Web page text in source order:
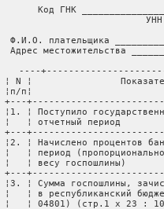
Код ГНК
Ф.И.О. плательщика
Адрес местожительства
----
¦ N ¦
¦п/п¦
+---
¦1. ¦ Поступило
¦   ¦ отчетный
+---
¦2. ¦ Начислено
¦   ¦ период
¦   ¦ весу
+---
¦3. ¦ Сумма
¦   ¦ в республиканский
¦   ¦ 04801) (стр.1 х